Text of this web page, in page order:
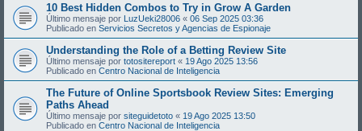
10 Best Hidden Combos to Try in Grow A Garden
Último mensaje por LuzUeki28006 « 06 Sep 2025 03:36
Publicado en Servicios Secretos y Agencias de Espionaje
Understanding the Role of a Betting Review Site
Último mensaje por totositereport « 19 Ago 2025 13:56
Publicado en Centro Nacional de Inteligencia
The Future of Online Sportsbook Review Sites: Emerging
Paths Ahead
Último mensaje por siteguidetoto « 19 Ago 2025 13:50
Publicado en Centro Nacional de Inteligencia